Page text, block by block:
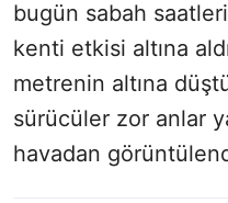
bugün sabah
kenti etkisi altına
metrenin altına
sürücüler zor anlar
havadan